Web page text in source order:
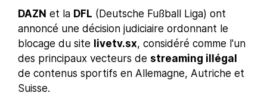
DAZN et la DFL (Deutsche Fußball Liga) ont
annoncé une décision judiciaire ordonnant le
blocage du site livetv.sx, considéré comme l'un
des principaux vecteurs de streaming illégal
de contenus sportifs en Allemagne, Autriche et
Suisse.